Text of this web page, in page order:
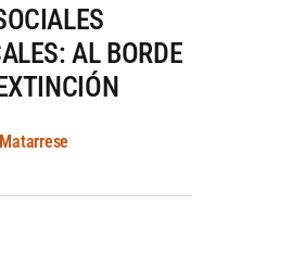
AL BORDE